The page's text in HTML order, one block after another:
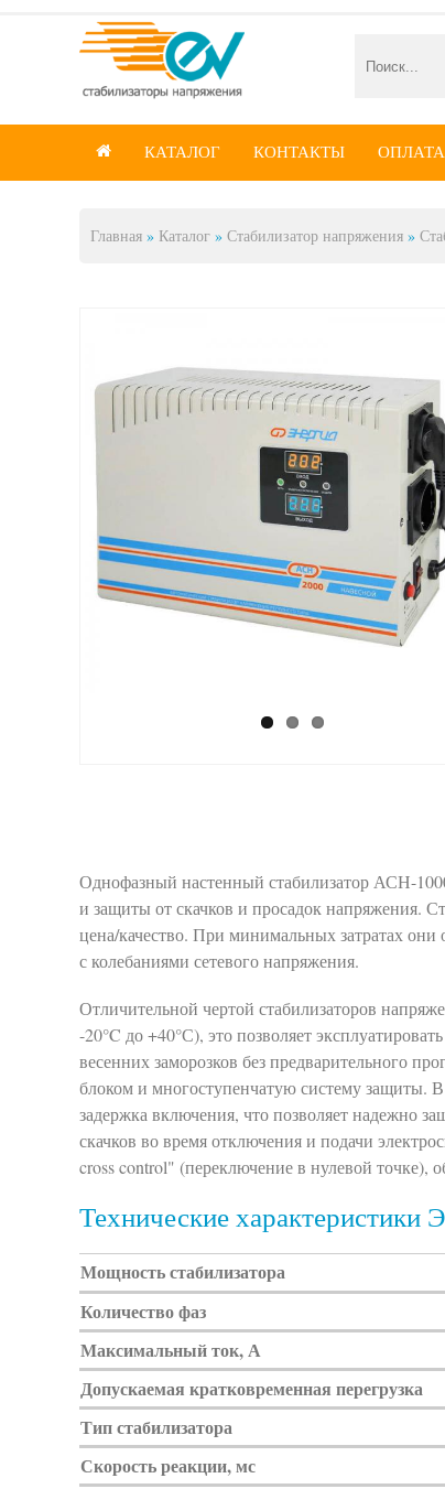
 КАТАЛОГ КОНТАКТЫ
Вы здесь
Главная » Каталог » Стабилизатор напряжения »
Однофазный настенный стабилизатор АСН-
и защиты от скачков и просадок напряжения.
цена/качество. При минимальных затратах
с колебаниями сетевого напряжения.
Отличительной чертой стабилизаторов
-20°C до +40°С), это позволяет
весенних заморозков без предварительного
блоком и многоступенчатую систему защиты.
задержка включения, что позволяет надежно
скачков во время отключения и подачи
cross control" (переключение в нулевой точке),
Технические
Мощность стабилизатора
Количество фаз
Максимальный ток, А
Допускаемая кратковременная перегрузка
Тип стабилизатора
Скорость реакции, мс